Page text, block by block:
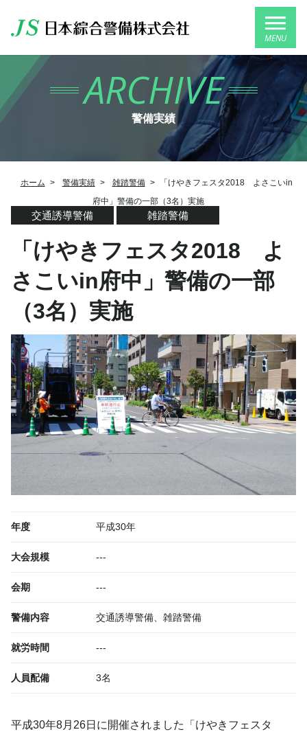
MENU
ARCHIVE
警備実績
ホーム > 警備実績 > 雑踏警備 >
「けやきフェスタ2018 よさこいin
府中」警備の一部（3名）実施
交通誘導警備 雑踏警備
「けやきフェスタ2018 よ
さこいin府中」警備の一部
（3名）実施
年度 平成30年
大会規模 ---
会期 ---
警備内容 交通誘導警備、雑踏警備
就労時間 ---
人員配備 3名
平成30年8月26日に開催されました「けやきフェスタ